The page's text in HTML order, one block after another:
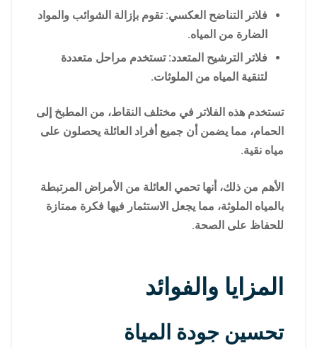
فلاتر التناضح العكسي: تقوم بإزالة الشوائب والمواد
الضارة من المياه.
فلاتر الترشيح المتعدد: تستخدم مراحل متعددة
لتنقية المياه من الملوثات.
تستخدم هذه الفلاتر في مختلف النقاط، من المطبخ إلى
الحمام، مما يضمن أن جميع أفراد العائلة يحصلون على
مياه نقية.
الأهم من ذلك، أنها تحمي العائلة من الأمراض المرتبطة
بالمياه الملوثة، مما يجعل الاستثمار فيها فكرة ممتازة
للحفاظ على الصحة.
المزايا والفوائد
تحسين جودة المياة